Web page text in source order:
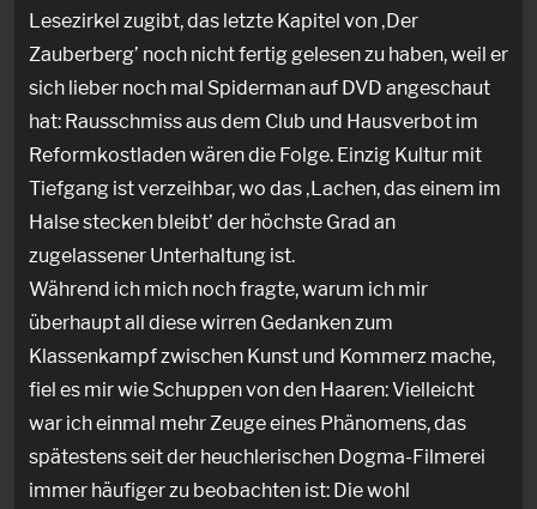
Lesezirkel zugibt, das letzte Kapitel von ‚Der
Zauberberg’ noch nicht fertig gelesen zu haben, weil er
sich lieber noch mal Spiderman auf DVD angeschaut
hat: Rausschmiss aus dem Club und Hausverbot im
Reformkostladen wären die Folge. Einzig Kultur mit
Tiefgang ist verzeihbar, wo das ‚Lachen, das einem im
Halse stecken bleibt’ der höchste Grad an
zugelassener Unterhaltung ist.
Während ich mich noch fragte, warum ich mir
überhaupt all diese wirren Gedanken zum
Klassenkampf zwischen Kunst und Kommerz mache,
fiel es mir wie Schuppen von den Haaren: Vielleicht
war ich einmal mehr Zeuge eines Phänomens, das
spätestens seit der heuchlerischen Dogma-Filmerei
immer häufiger zu beobachten ist: Die wohl